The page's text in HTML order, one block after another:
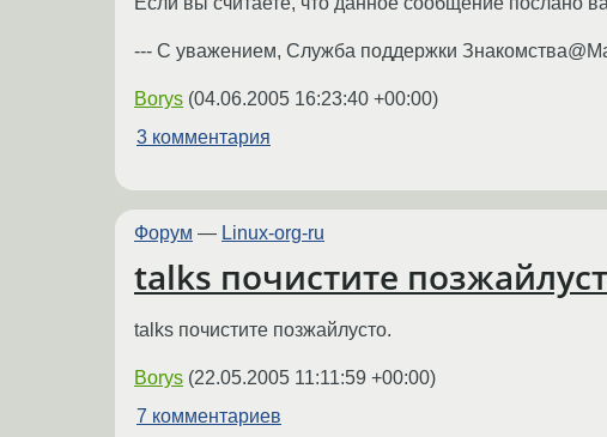
--- С уважением, Служба поддержки
Borys (04.06.2005 16:23:40 +00:00)
3 комментария
Форум — Linux-org-ru
talks почистите
talks почистите позжайлусто.
Borys (22.05.2005 11:11:59 +00:00)
7 комментариев